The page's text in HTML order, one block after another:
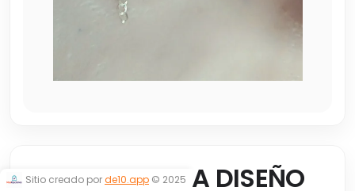
CHOKER CINTA DISEÑO
Sitio creado porde10.app © 2025